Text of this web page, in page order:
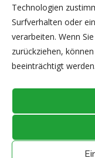
Technologien
Surfverhalten oder
verarbeiten. Wenn
zurückziehen,
beeinträchtigt werden.
@2026 - Alle